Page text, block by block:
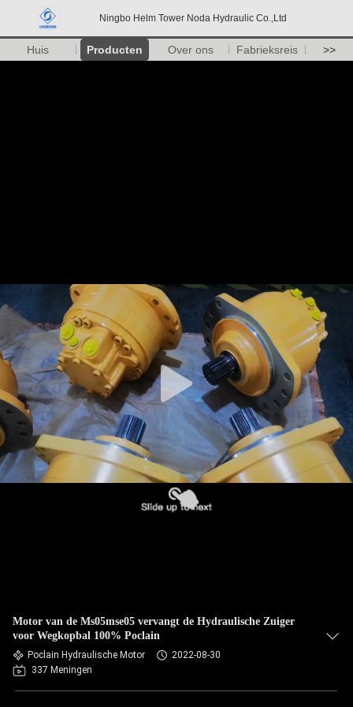
Ningbo Helm Tower Noda Hydraulic Co.,Ltd
Huis Producten Over ons Fabrieksreis >>
Motor van de Ms05mse05 vervangt de Hydraulische Zuiger
voor Wegkopbal 100% Poclain
Poclain Hydraulische Motor
2022-08-30
337 Meningen